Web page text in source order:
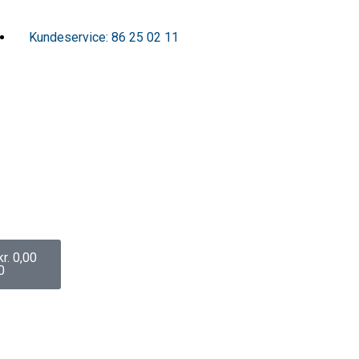
Kundeservice: 86 25 02 11
0,00